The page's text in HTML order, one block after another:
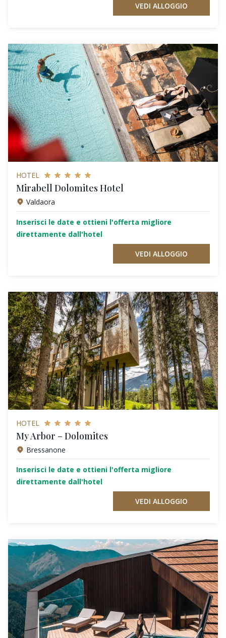
VEDI ALLOGGIO
HOTEL
Mirabell Dolomites Hotel
Valdaora
Inserisci le date e ottieni l'offerta migliore
direttamente dall'hotel
VEDI ALLOGGIO
HOTEL
My Arbor – Dolomites
Bressanone
Inserisci le date e ottieni l'offerta migliore
direttamente dall'hotel
VEDI ALLOGGIO